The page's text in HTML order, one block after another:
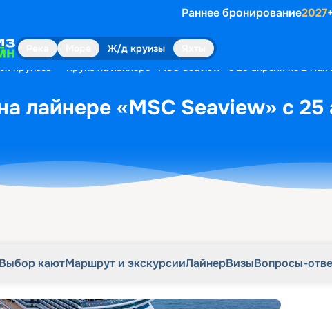
Раннее бронирование2027
Ж/д круизы
круизов Круиз на лайнере «MSC Seaview» с 25 апреля по 2 мая
лайнере «MSC Seaview» с
Выбор каютМаршрут и экскурсииЛайнерВизыВопросы-